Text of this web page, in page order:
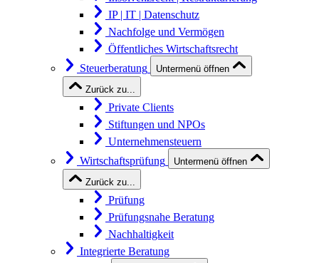
IP | IT | Datenschutz
Nachfolge und Vermögen
Öffentliches Wirtschaftsrecht
Steuerberatung
Untermenü öffnen
Zurück zu...
Private Clients
Stiftungen und NPOs
Unternehmensteuern
Wirtschaftsprüfung
Untermenü öffnen
Zurück zu...
Prüfung
Prüfungsnahe Beratung
Nachhaltigkeit
Integrierte Beratung